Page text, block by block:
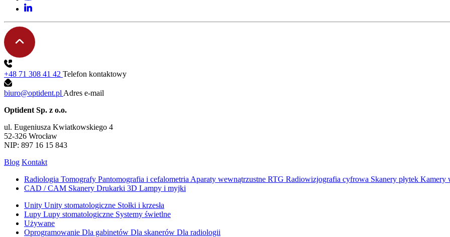
+48 71 308 41 42 Telefon kontaktowy
biuro@optident.pl Adres e-mail
Optident Sp. z o.o.
ul. Eugeniusza Kwiatkowskiego 4
52-326 Wrocław
NIP: 897 16 15 843
Blog Kontakt
Radiologia Tomografy Pantomografia i cefalometria Aparaty wewnątrzustne RTG Radiowizjografia cyfrowa Skanery płytek Kamery
CAD / CAM Skanery Drukarki 3D Lampy i myjki
Unity Unity stomatologiczne Stołki i krzesła
Lupy Lupy stomatologiczne Systemy świetlne
Używane
Oprogramowanie Dla gabinetów Dla skanerów Dla radiologii